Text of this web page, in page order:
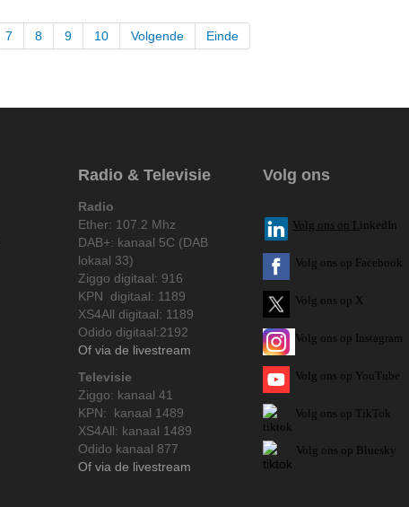
7 8 9 10 Volgende Einde
Radio & Televisie
Radio
Ether: 107.2 Mhz
DAB+: kanaal 5C (DAB
lokaal 33)
Ziggo digitaal: 916
KPN digitaal: 1189
XS4All digitaal: 1189
Odido digitaal:2192
Of via de livestream
Televisie
Ziggo: kanaal 41
KPN: kanaal 1489
XS4All: kanaal 1489
Odido kanaal 877
Of via de livestream
Volg ons
Volg ons op L inkedIn
Volg ons op Facebook
Volg ons op X
Volg ons op Instagram
Volg ons op YouTube
Volg ons op TikTok
Volg ons op Bluesky